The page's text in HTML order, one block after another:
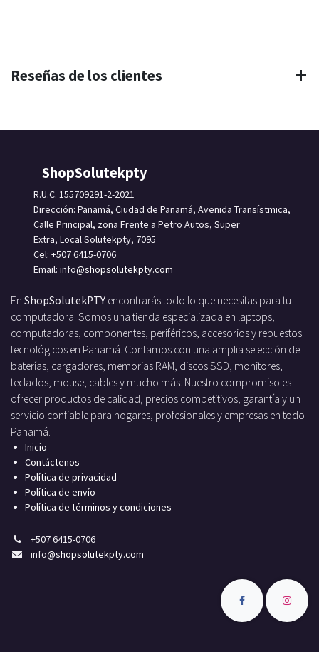
Reseñas de los clientes
ShopSolutekpty
R.U.C. 155709291-2-2021
Dirección: Panamá, Ciudad de Panamá, Avenida Transístmica,
Calle Principal, zona Frente a Petro Autos, Super
Extra, Local Solutekpty, 7095
Cel: +507 6415-0706
Email: info@shopsolutekpty.com
En ShopSolutekPTY encontrarás todo lo que necesitas para tu
computadora. Somos una tienda especializada en laptops,
computadoras, componentes, periféricos, accesorios y repuestos
tecnológicos en Panamá. Contamos con una amplia selección de
baterías, cargadores, memorias RAM, discos SSD, monitores,
teclados, mouse, cables y mucho más. Nuestro compromiso es
ofrecer productos de calidad, precios competitivos, garantía y un
servicio confiable para hogares, profesionales y empresas en todo
Panamá.
Inicio
Contáctenos
Política de privacidad
Política de envío
Política de términos y condiciones
+507 6415-0706
info@shopsolutekpty.com